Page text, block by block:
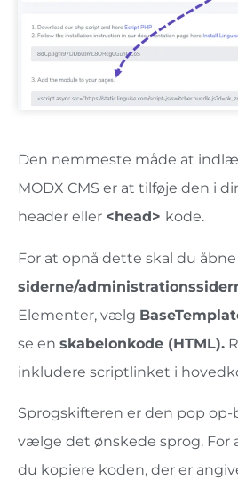
Den nemmeste måde at
MODX CMS er at tilføje den i
header eller <head> kode.
For at opnå dette skal du åbne
siderne/
Elementer, vælg
se en skabelonkode (HTML).
inkludere scriptlinket i
Sprogskifteren er den pop op-
vælge det ønskede sprog. For
du kopiere koden, der er